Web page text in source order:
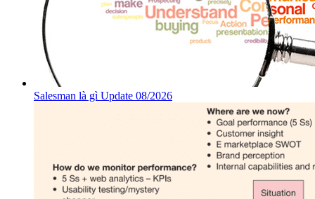
Salesman là gì Update 08/2026